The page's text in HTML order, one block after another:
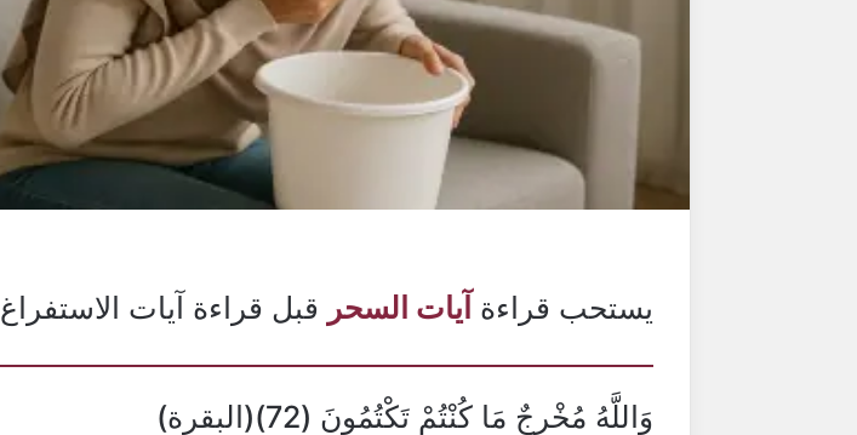
يستحب قراءة آيات السحر قبل قراءة آيات الاستفراغ
وَاللَّهُ مُخْرِجٌ مَا كُنْتُمْ تَكْتُمُونَ (72)(البقرة)